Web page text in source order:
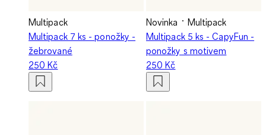
Multipack
Multipack 7 ks - ponožky -
žebrované
250 Kč
Novinka
Multipack
Multipack 5 ks - CapyFun -
ponožky s motivem
250 Kč